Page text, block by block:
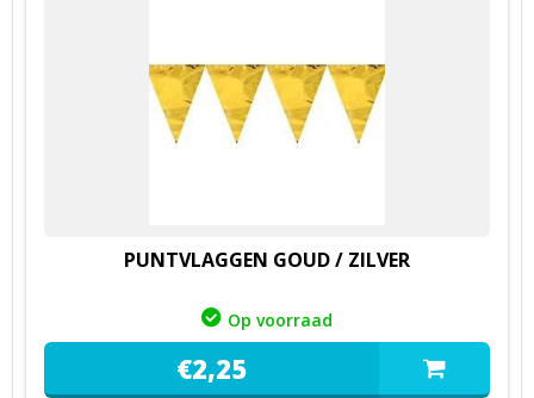
PUNTVLAGGEN GOUD / ZILVER
Op voorraad
€2,25